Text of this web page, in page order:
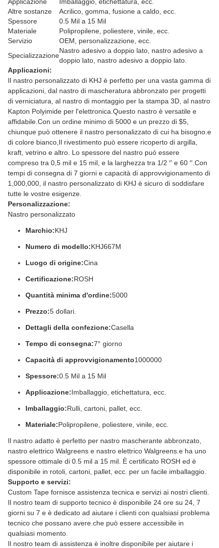
Altre sostanze
Acrilico, gomma, fusione a caldo, ecc.
Spessore
0.5 Mil a 15 Mil
Materiale
Polipropilene, poliestere, vinile, ecc.
Servizio
OEM, personalizzazione, ecc.
Specializzazione
Nastro adesivo a doppio lato, nastro adesivo a
doppio lato, nastro adesivo a doppio lato.
Applicazioni:
Il nastro personalizzato di KHJ è perfetto per una vasta gamma di
applicazioni, dal nastro di mascheratura abbronzato per progetti
di verniciatura, al nastro di montaggio per la stampa 3D, al nastro
Kapton Polyimide per l'elettronica.Questo nastro è versatile e
affidabile.Con un ordine minimo di 5000 e un prezzo di $5,
chiunque può ottenere il nastro personalizzato di cui ha bisogno.e
di colore bianco,Il rivestimento può essere ricoperto di argilla,
kraft, vetrino e altro. Lo spessore del nastro può essere
compreso tra 0,5 mil e 15 mil, e la larghezza tra 1/2 ′′ e 60 ′′.Con
tempi di consegna di 7 giorni e capacità di approvvigionamento di
1,000,000, il nastro personalizzato di KHJ è sicuro di soddisfare
tutte le vostre esigenze.
Personalizzazione:
Nastro personalizzato
Marchio:KHJ
Numero di modello:KHJ667M
Luogo di origine:Cina
Certificazione:ROSH
Quantità minima d'ordine:5000
Prezzo:5 dollari.
Dettagli della confezione:Casella
Tempo di consegna:7° giorno
Capacità di approvvigionamento1000000
Spessore:0.5 Mil a 15 Mil
Applicazione:Imballaggio, etichettatura, ecc.
Imballaggio:Rulli, cartoni, pallet, ecc.
Materiale:Polipropilene, poliestere, vinile, ecc.
Il nastro adatto è perfetto per nastro mascherante abbronzato,
nastro elettrico Walgreens e nastro elettrico Walgreens.e ha uno
spessore ottimale di 0.5 mil a 15 mil. È certificato ROSH ed è
disponibile in rotoli, cartoni, pallet, ecc. per un facile imballaggio.
Supporto e servizi:
Custom Tape fornisce assistenza tecnica e servizi ai nostri clienti.
Il nostro team di supporto tecnico è disponibile 24 ore su 24, 7
giorni su 7 e è dedicato ad aiutare i clienti con qualsiasi problema
tecnico che possano avere.che può essere accessibile in
qualsiasi momento.
Il nostro team di assistenza è inoltre disponibile per aiutare i